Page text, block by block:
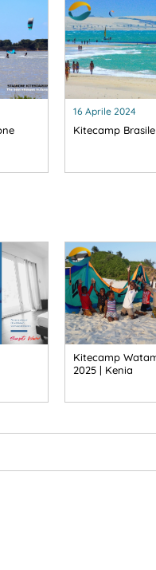
16 Aprile 2024
Kitecamp
Kitecamp
2025 | Kenia